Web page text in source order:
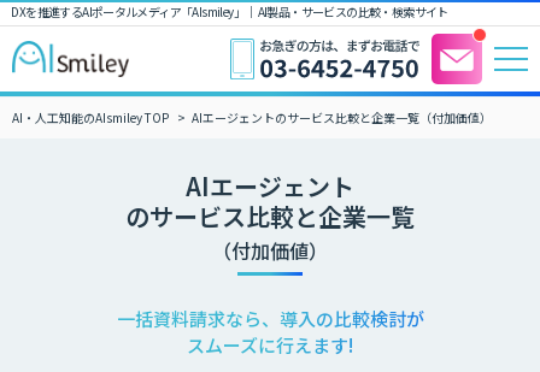
DXを推進するAIポータルメディア「AIsmiley」｜ AI製品・サービスの比較・検索サイト
AI・人工知能のAIsmiley TOP AIエージェントのサービス比較と企業一覧（付加価値）
AIエージェント
のサービス比較と企業一覧
（付加価値）
一括資料請求なら、導入の比較検討が
スムーズに行えます!